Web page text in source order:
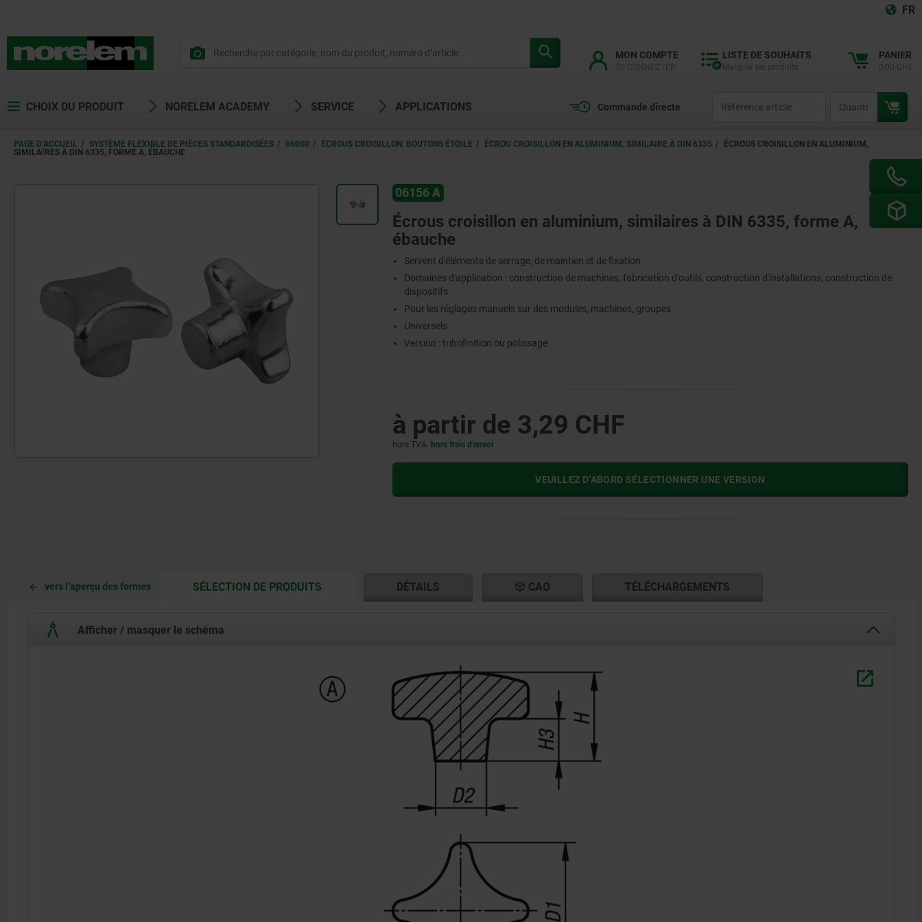
FR
MON COMPTE LISTE DE SOUHAITS PANIER
CHOIX DU PRODUIT NORELEM ACADEMY SERVICE APPLICATIONS Commande directe
PAGE D’ACCUEIL SYSTÈME FLEXIBLE DE PIÈCES STANDARDISÉES 06000 ÉCROUS CROISILLON, BOUTONS ÉTOILE ÉCROU CROISILLON EN ALUMINIUM, SIMILAIRE À DIN 6335
ÉCROUS CROISILLON EN ALUMINIUM,
SIMILAIRES À DIN 6335, FORME A, ÉBAUCHE
06156 A
Écrous croisillon en aluminium, similaires à DIN 6335, forme A,
ébauche
Servent d'éléments de serrage, de maintien et de fixation
Domaines d'application : construction de machines, fabrication d'outils, construction d'installations, construction de
dispositifs
Pour les réglages manuels sur des modules, machines, groupes
Universels
Version : tribofinition ou polissage
à partir de 3,29 CHF
hors TVA hors frais d’envoi
VEUILLEZ D’ABORD SÉLECTIONNER UNE VERSION
vers l’aperçu des formes SÉLECTION DE PRODUITSCURRENT
CURRENT
DÉTAILS CAO TÉLÉCHARGEMENTS
Afficher / masquer le schéma